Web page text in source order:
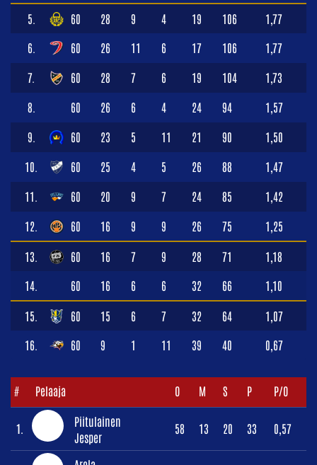
5. 60 28 9 4 19 106 1,77
6. 60 26 11 6 17 106 1,77
7. 60 28 7 6 19 104 1,73
8. 60 26 6 4 24 94 1,57
9. 60 23 5 11 21 90 1,50
10. 60 25 4 5 26 88 1,47
11. 60 20 9 7 24 85 1,42
12. 60 16 9 9 26 75 1,25
13. 60 16 7 9 28 71 1,18
14. 60 16 6 6 32 66 1,10
15. 60 15 6 7 32 64 1,07
16. 60 9 1 11 39 40 0,67
# Pelaaja O M S P P/O
1.
Piitulainen
Jesper
58 13 20 33 0,57